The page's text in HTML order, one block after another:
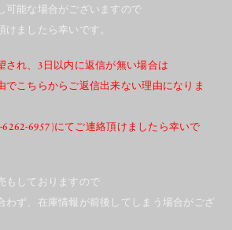
可能な場合がございますので
けましたら幸いです。
され、3日以内に返信が無い場合は
でこちらからご返信出来ない理由になりま
6957)にてご連絡頂けましたら幸いで
もしておりますので
わず、在庫情報が前後してしまう場合がござ